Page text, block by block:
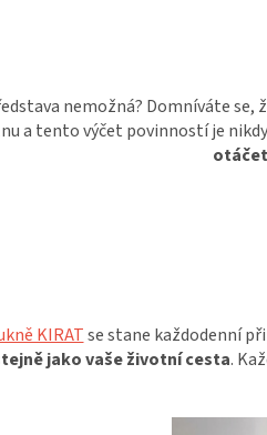
nemožná? Domníváte se,
a tento výčet povinností je
KIRATse stane každodenní
jako vaše životní cesta.